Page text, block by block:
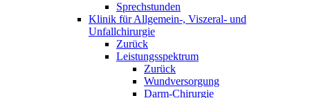
Sprechstunden
Klinik für Allgemein-, Viszeral- und
Unfallchirurgie
Zurück
Leistungsspektrum
Zurück
Wundversorgung
Darm-Chirurgie